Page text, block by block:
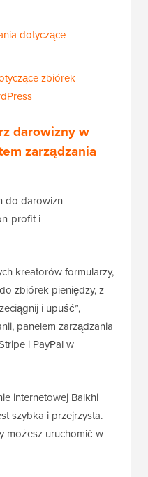
dotyczące
zbiórek
darowizny w
zarządzania
do darowizn
profit i
kreatorów formularzy,
zbiórek pieniędzy, z
i upuść”,
panelem zarządzania
i PayPal w
internetowej Balkhi
szybka i przejrzysta.
możesz uruchomić w